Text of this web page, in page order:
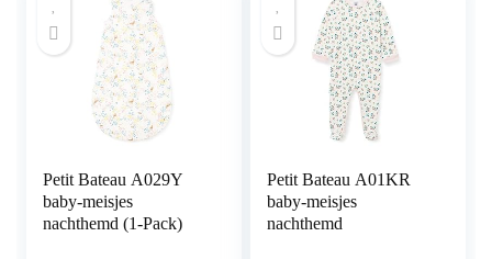
Petit Bateau A029Y
baby-meisjes
nachthemd (1-Pack)
Petit Bateau A01KR
baby-meisjes
nachthemd